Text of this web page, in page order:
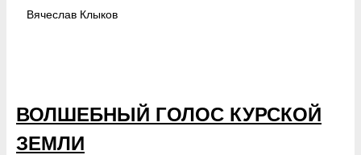
Вячеслав Клыков
ВОЛШЕБНЫЙ ГОЛОС КУРСКОЙ
ЗЕМЛИ